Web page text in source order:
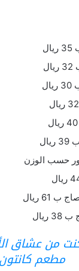
حسب الوزن
61 ريال
من عشاق
مطعم كانتون